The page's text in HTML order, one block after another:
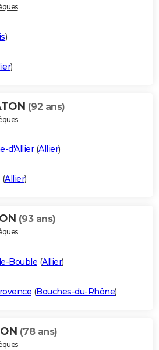
)
)
(92 ans)
d'Allier(Allier)
(Allier)
(93 ans)
Bouble (Allier)
(Bouches-du-Rhône)
(78 ans)